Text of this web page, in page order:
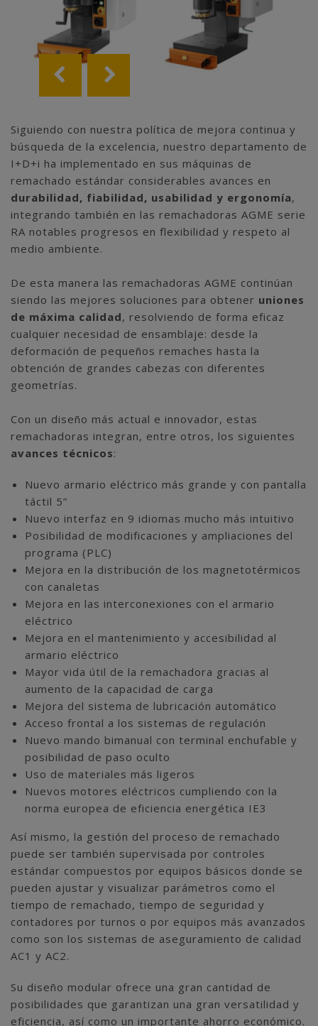
Siguiendo con nuestra política de mejora continua y
búsqueda de la excelencia, nuestro departamento de
I+D+i ha implementado en sus máquinas de
remachado estándar considerables avances en
durabilidad, fiabilidad, usabilidad y ergonomía,
integrando también en las remachadoras AGME serie
RA notables progresos en flexibilidad y respeto al
medio ambiente.
De esta manera las remachadoras AGME continúan
siendo las mejores soluciones para obtener uniones
de máxima calidad, resolviendo de forma eficaz
cualquier necesidad de ensamblaje: desde la
deformación de pequeños remaches hasta la
obtención de grandes cabezas con diferentes
geometrías.
Con un diseño más actual e innovador, estas
remachadoras integran, entre otros, los siguientes
avances técnicos:
Nuevo armario eléctrico más grande y con pantalla
táctil 5”
Nuevo interfaz en 9 idiomas mucho más intuitivo
Posibilidad de modificaciones y ampliaciones del
programa (PLC)
Mejora en la distribución de los magnetotérmicos
con canaletas
Mejora en las interconexiones con el armario
eléctrico
Mejora en el mantenimiento y accesibilidad al
armario eléctrico
Mayor vida útil de la remachadora gracias al
aumento de la capacidad de carga
Mejora del sistema de lubricación automático
Acceso frontal a los sistemas de regulación
Nuevo mando bimanual con terminal enchufable y
posibilidad de paso oculto
Uso de materiales más ligeros
Nuevos motores eléctricos cumpliendo con la
norma europea de eficiencia energética IE3
Así mismo, la gestión del proceso de remachado
puede ser también supervisada por controles
estándar compuestos por equipos básicos donde se
pueden ajustar y visualizar parámetros como el
tiempo de remachado, tiempo de seguridad y
contadores por turnos o por equipos más avanzados
como son los sistemas de aseguramiento de calidad
AC1 y AC2.
Su diseño modular ofrece una gran cantidad de
posibilidades que garantizan una gran versatilidad y
eficiencia, así como un importante ahorro económico.